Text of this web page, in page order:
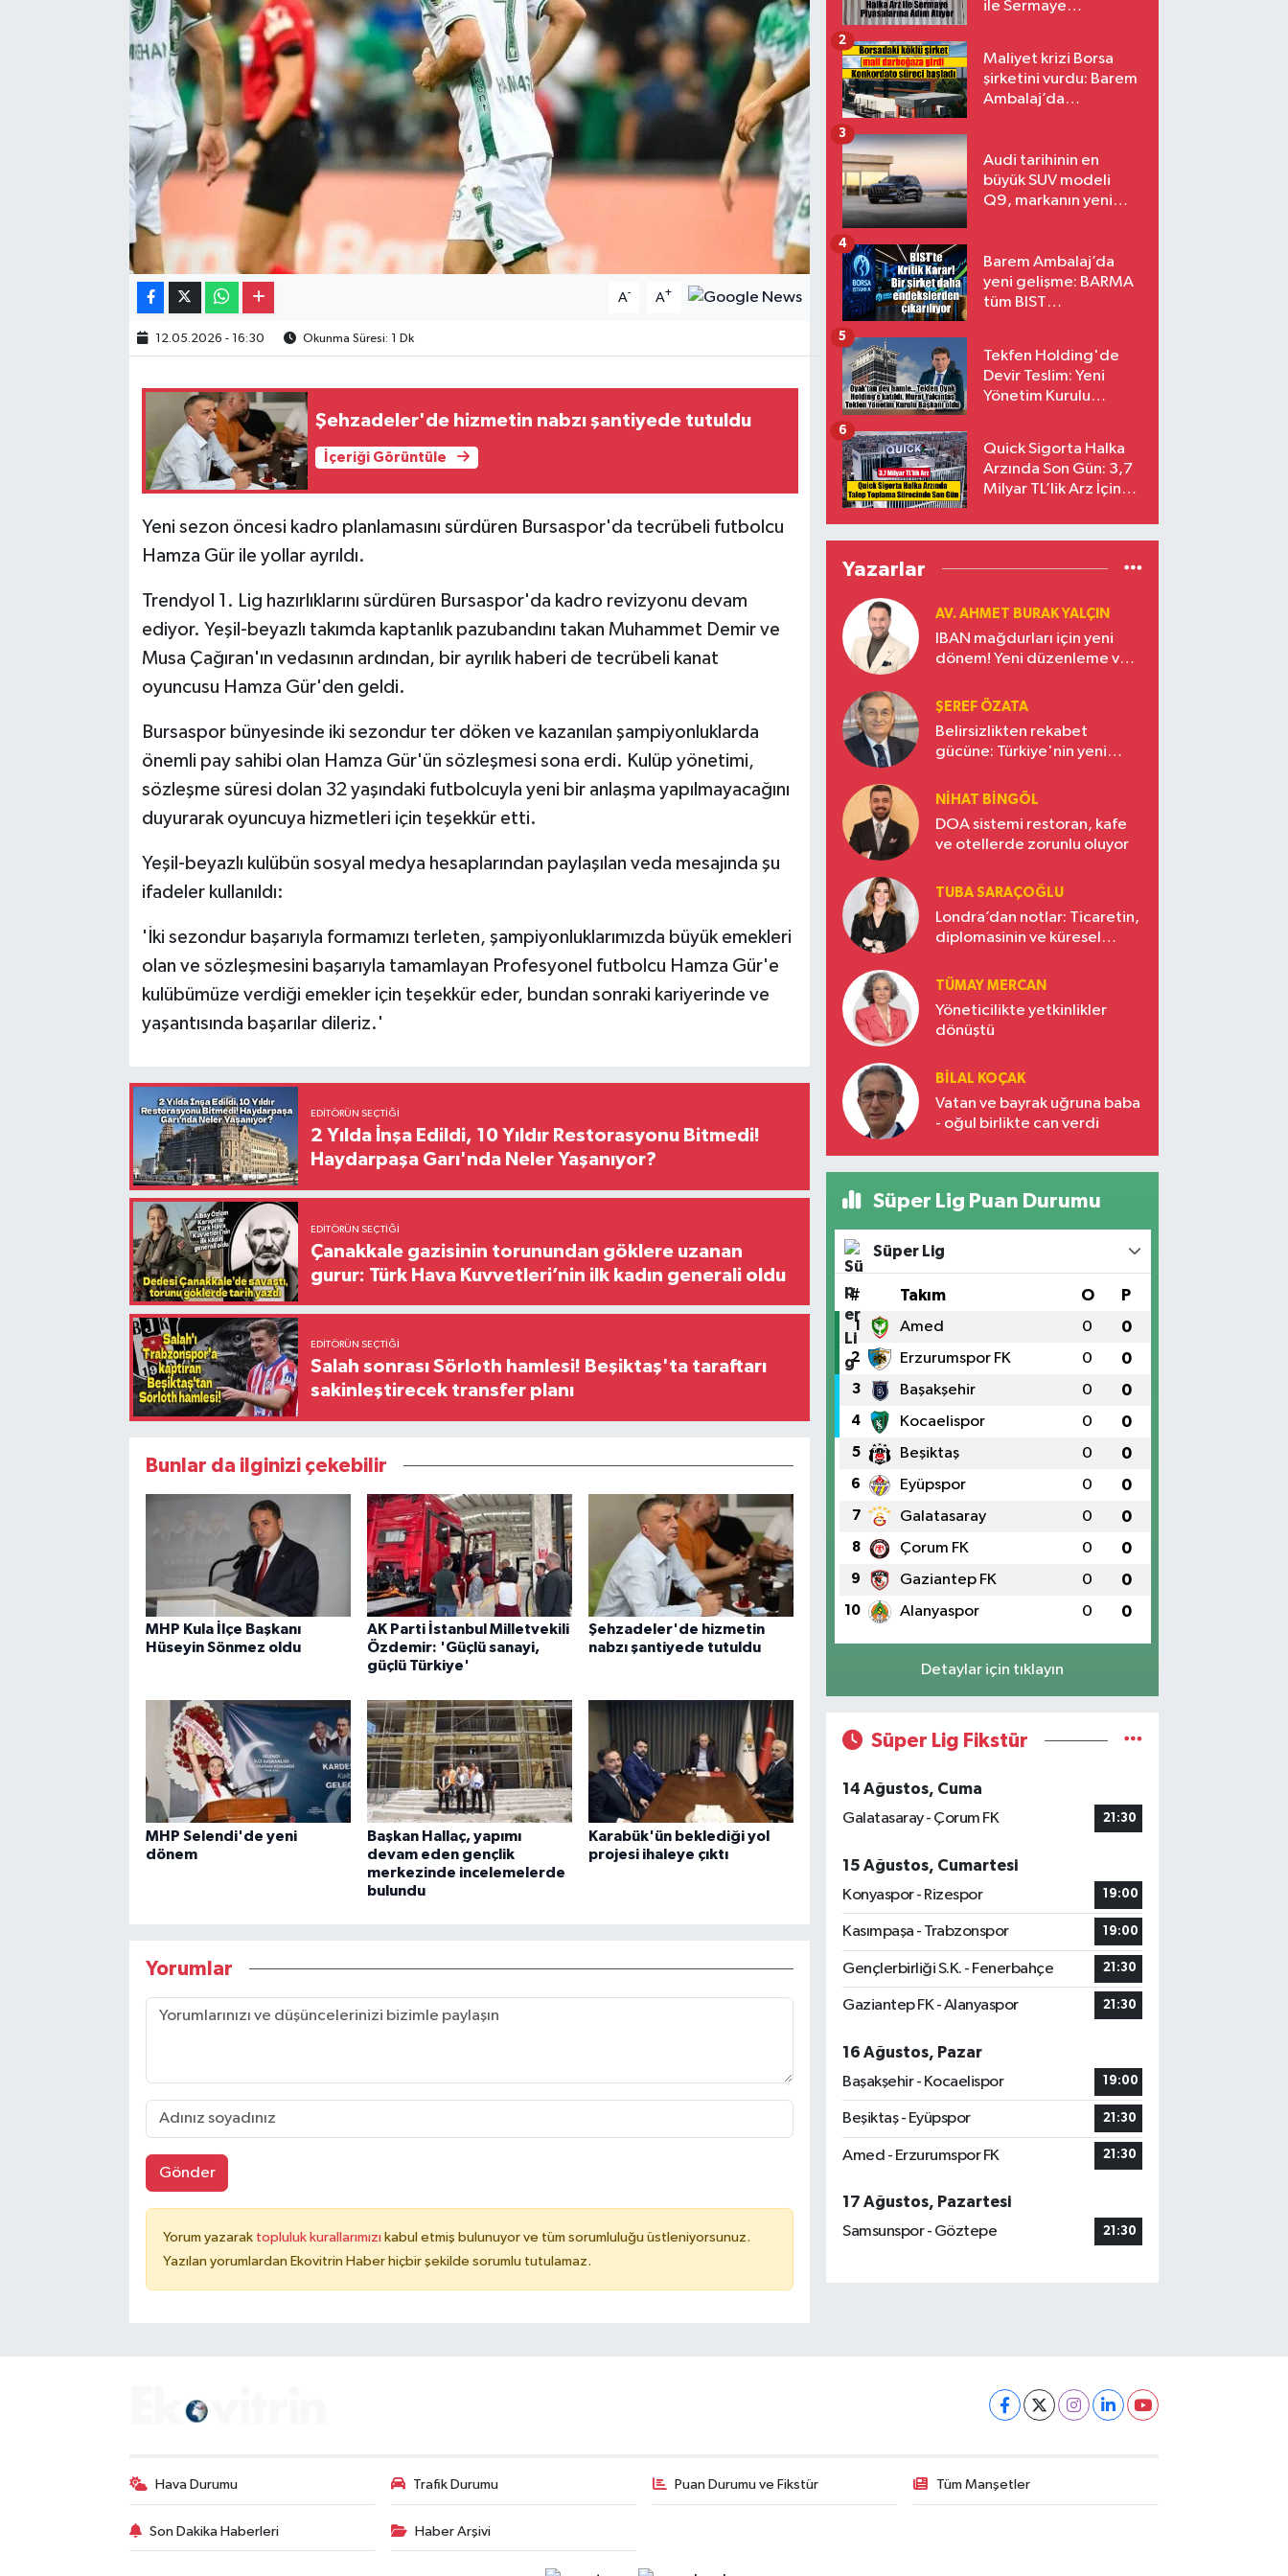
A- A+
12.05.2026 - 16:30 Okunma Süresi: 1 Dk
Şehzadeler'de hizmetin nabzı şantiyede tutuldu
İçeriği Görüntüle
Yeni sezon öncesi kadro planlamasını sürdüren Bursaspor'da tecrübeli futbolcu
Hamza Gür ile yollar ayrıldı.
Trendyol 1. Lig hazırlıklarını sürdüren Bursaspor'da kadro revizyonu devam
ediyor. Yeşil-beyazlı takımda kaptanlık pazubandını takan Muhammet Demir ve
Musa Çağıran'ın vedasının ardından, bir ayrılık haberi de tecrübeli kanat
oyuncusu Hamza Gür'den geldi.
Bursaspor bünyesinde iki sezondur ter döken ve kazanılan şampiyonluklarda
önemli pay sahibi olan Hamza Gür'ün sözleşmesi sona erdi. Kulüp yönetimi,
sözleşme süresi dolan 32 yaşındaki futbolcuyla yeni bir anlaşma yapılmayacağını
duyurarak oyuncuya hizmetleri için teşekkür etti.
Yeşil-beyazlı kulübün sosyal medya hesaplarından paylaşılan veda mesajında şu
ifadeler kullanıldı:
'İki sezondur başarıyla formamızı terleten, şampiyonluklarımızda büyük emekleri
olan ve sözleşmesini başarıyla tamamlayan Profesyonel futbolcu Hamza Gür'e
kulübümüze verdiği emekler için teşekkür eder, bundan sonraki kariyerinde ve
yaşantısında başarılar dileriz.'
EDITÖRÜN SEÇTIĞI
2 Yılda İnşa Edildi, 10 Yıldır Restorasyonu Bitmedi!
Haydarpaşa Garı'nda Neler Yaşanıyor?
EDITÖRÜN SEÇTIĞI
Çanakkale gazisinin torunundan göklere uzanan
gurur: Türk Hava Kuvvetleri’nin ilk kadın generali oldu
EDITÖRÜN SEÇTIĞI
Salah sonrası Sörloth hamlesi! Beşiktaş'ta taraftarı
sakinleştirecek transfer planı
Bunlar da ilginizi çekebilir
MHP Kula İlçe Başkanı
Hüseyin Sönmez oldu
AK Parti İstanbul Milletvekili
Özdemir: 'Güçlü sanayi,
güçlü Türkiye'
Şehzadeler'de hizmetin
nabzı şantiyede tutuldu
MHP Selendi'de yeni
dönem
Başkan Hallaç, yapımı
devam eden gençlik
merkezinde incelemelerde
bulundu
Karabük'ün beklediği yol
projesi ihaleye çıktı
Yorumlar
Gönder
Yorum yazarak topluluk kurallarımızı kabul etmiş bulunuyor ve tüm sorumluluğu üstleniyorsunuz.
Yazılan yorumlardan Ekovitrin Haber hiçbir şekilde sorumlu tutulamaz.
ile Sermaye
Maliyet krizi Borsa
şirketini vurdu: Barem
Ambalaj’da
2
Audi tarihinin en
büyük SUV modeli
Q9, markanın yeni
3
Barem Ambalaj’da
yeni gelişme: BARMA
tüm BIST
4
Tekfen Holding'de
Devir Teslim: Yeni
Yönetim Kurulu
5
Quick Sigorta Halka
Arzında Son Gün: 3,7
Milyar TL’lik Arz İçin
Eriyor
6
Yazarlar
AV. AHMET BURAK YALÇIN
IBAN mağdurları için yeni
dönem! Yeni düzenleme ve
ŞEREF ÖZATA
Belirsizlikten rekabet
gücüne: Türkiye'nin yeni
NIHAT BINGÖL
DOA sistemi restoran, kafe
ve otellerde zorunlu oluyor
TUBA SARAÇOĞLU
Londra’dan notlar: Ticaretin,
diplomasinin ve küresel
Türkiye’nin yükselen gücü
TÜMAY MERCAN
Yöneticilikte yetkinlikler
dönüştü
BILAL KOÇAK
Vatan ve bayrak uğruna baba
- oğul birlikte can verdi
Süper Lig Puan Durumu
Süper Lig
# Takım O P
1 Amed 0 0
2 Erzurumspor FK 0 0
3 Başakşehir 0 0
4 Kocaelispor 0 0
5 Beşiktaş 0 0
6 Eyüpspor 0 0
7 Galatasaray 0 0
8 Çorum FK 0 0
9 Gaziantep FK 0 0
10 Alanyaspor 0 0
Detaylar için tıklayın
Süper Lig Fikstür
14 Ağustos, Cuma
Galatasaray - Çorum FK
21:30
15 Ağustos, Cumartesi
Konyaspor - Rizespor
19:00
Kasımpaşa - Trabzonspor 19:00
Gençlerbirliği S.K. - Fenerbahçe 21:30
Gaziantep FK - Alanyaspor 21:30
16 Ağustos, Pazar
Başakşehir - Kocaelispor
19:00
Beşiktaş - Eyüpspor 21:30
Amed - Erzurumspor FK 21:30
17 Ağustos, Pazartesi
Samsunspor - Göztepe
21:30
Hava Durumu Trafik Durumu Puan Durumu ve Fikstür Tüm Manşetler
Son Dakika Haberleri Haber Arşivi
Gayrimenkul